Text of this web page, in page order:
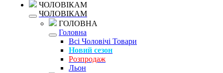
ЧОЛОВІКАМ
ЧОЛОВІКАМ
ГОЛОВНА
Головна
Всі Чоловічі Товари
Новий сезон
Розпродаж
Льон